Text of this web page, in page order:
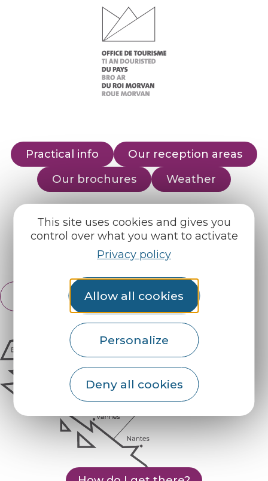
This site uses cookies and gives you
control over what you want to activate
Privacy policy
Allow all cookies
Personalize
Deny all cookies
Practical info
Our reception areas
Our brochures
Weather
Find us on :
Espace pro Partners
English
Français